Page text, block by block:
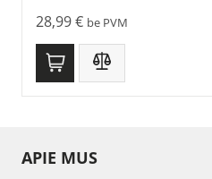
28,99€ be PVM
APIE MUS